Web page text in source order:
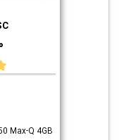
Max-Q 4GB